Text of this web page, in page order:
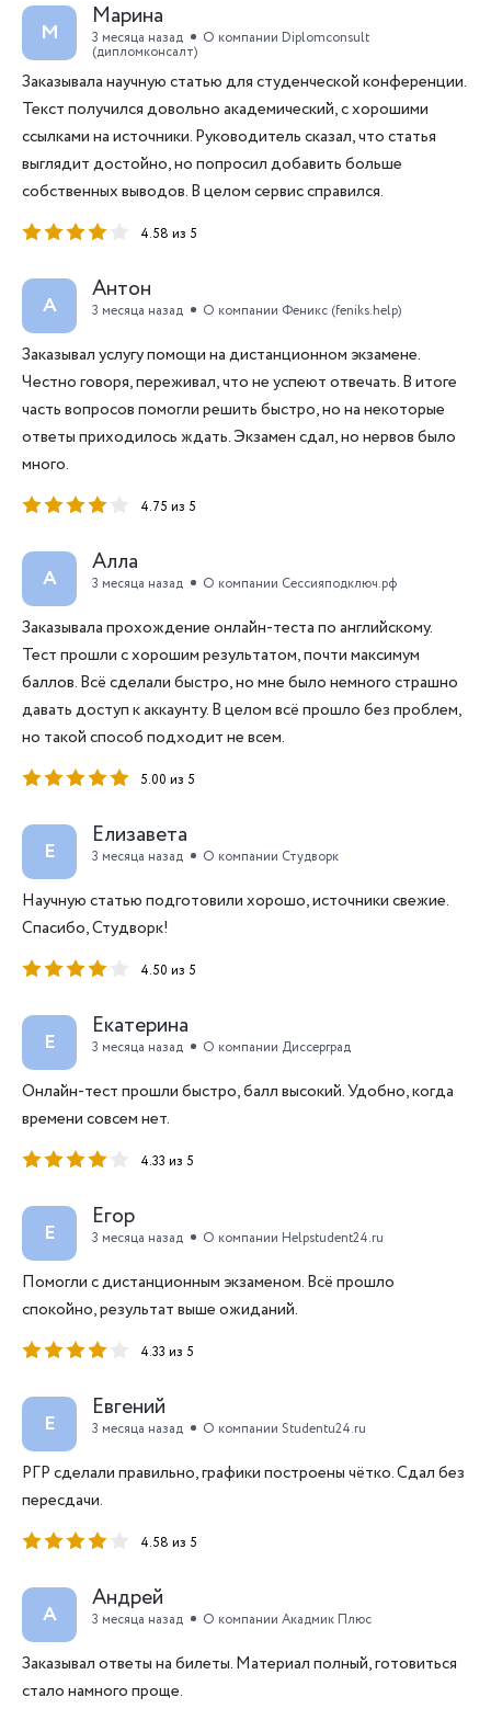
М
Марина
3 месяца назад О компании Diplomconsult
(дипломконсалт)
4.58 из 5
Заказывала научную статью для студенческой конференции.
Текст получился довольно академический, с хорошими
ссылками на источники. Руководитель сказал, что статья
выглядит достойно, но попросил добавить больше
собственных выводов. В целом сервис справился.
А
Антон
3 месяца назад О компании Феникс (feniks.help)
4.75 из 5
Заказывал услугу помощи на дистанционном экзамене.
Честно говоря, переживал, что не успеют отвечать. В итоге
часть вопросов помогли решить быстро, но на некоторые
ответы приходилось ждать. Экзамен сдал, но нервов было
много.
А
Алла
3 месяца назад О компании Сессияподключ.рф
5.00 из 5
Заказывала прохождение онлайн-теста по английскому.
Тест прошли с хорошим результатом, почти максимум
баллов. Всё сделали быстро, но мне было немного страшно
давать доступ к аккаунту. В целом всё прошло без проблем,
но такой способ подходит не всем.
Е
Елизавета
3 месяца назад О компании Студворк
4.50 из 5
Научную статью подготовили хорошо, источники свежие.
Спасибо, Студворк!
Е
Екатерина
3 месяца назад О компании Диссерград
4.33 из 5
Онлайн-тест прошли быстро, балл высокий. Удобно, когда
времени совсем нет.
Е
Егор
3 месяца назад О компании Helpstudent24.ru
4.33 из 5
Помогли с дистанционным экзаменом. Всё прошло
спокойно, результат выше ожиданий.
Е
Евгений
3 месяца назад О компании Studentu24.ru
4.58 из 5
РГР сделали правильно, графики построены чётко. Сдал без
пересдачи.
А
Андрей
3 месяца назад О компании Акадмик Плюс
Заказывал ответы на билеты. Материал полный, готовиться
стало намного проще.